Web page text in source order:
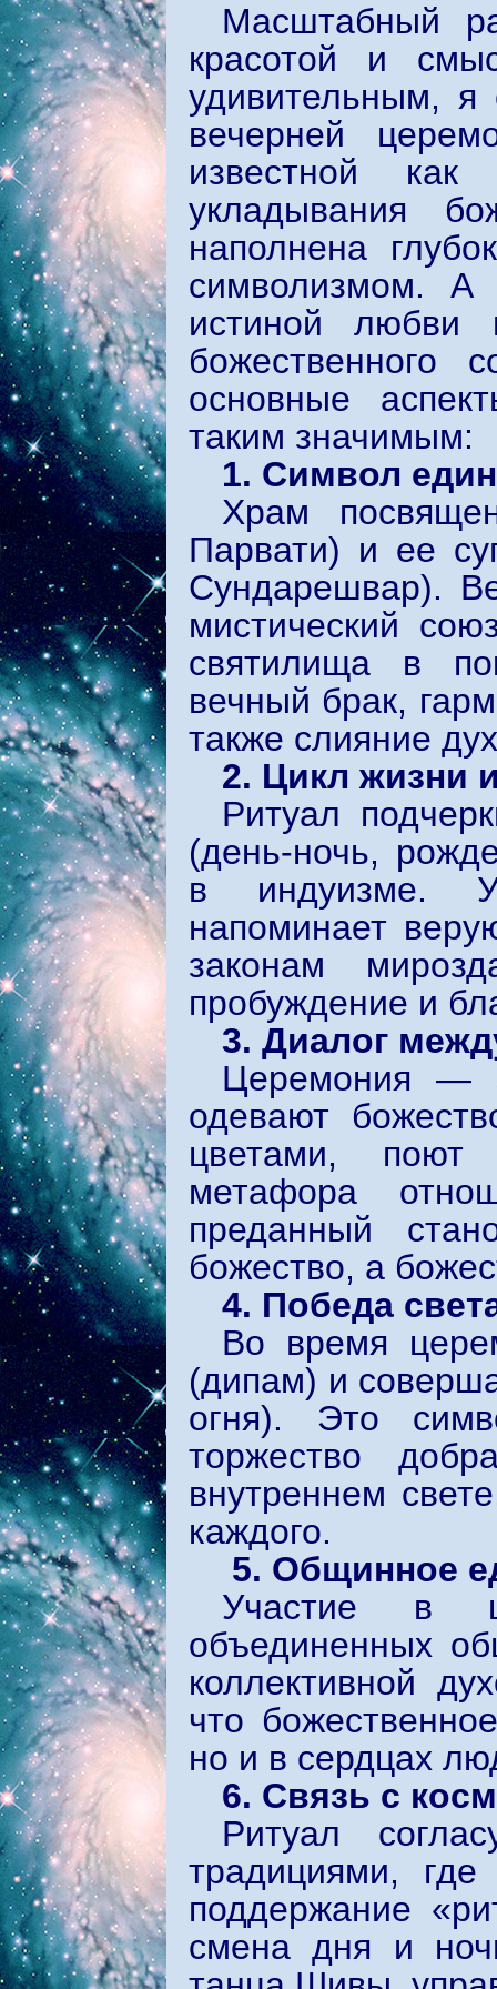
Масштабный
красотой и
удивительным, я
вечерней
известной
укладывания
наполнена
символизмом.
истиной любви
основные
таким значимым:
1. Символ
Храм
Парвати) и ее
Сундарешвар).
мистический
святилища в
вечный брак,
также слияние
2. Цикл жизни
Ритуал
(день-ночь,
в индуизме.
напоминает
законам
пробуждение и
3. Диалог
Церемония —
одевают
цветами,
метафора
преданный
божество, а
4. Победа
Во время
(дипам) и
огня). Это
торжество
внутреннем
каждого.
5. Общинное
Участие в
объединенных
коллективной
что
но и в сердцах
6. Связь с
Ритуал
традициями,
поддержание
смена дня и